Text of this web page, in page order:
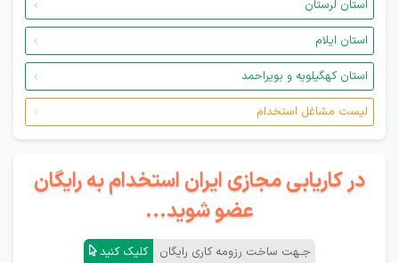
استان لرستان
استان ایلام
استان کهگیلویه و بویراحمد
لیست مشاغل استخدام
در کاریابی مجازی ایران استخدام به رایگان
عضو شوید...
جـهت ساخت رزومه کاری رایگان کلیک کنید